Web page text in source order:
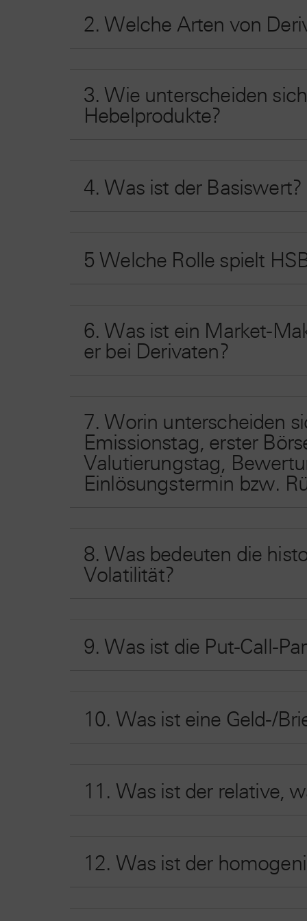
2. Welche Arten von
3. Wie unterscheiden
Hebelprodukte?
4. Was ist der Basiswert?
5 Welche Rolle spielt
6. Was ist ein Market-
er bei Derivaten?
7. Worin unterscheiden
Emissionstag, erster
Valutierungstag,
Einlösungstermin bzw.
8. Was bedeuten die
Volatilität?
9. Was ist die Put-Call-
10. Was ist eine Geld-/
11. Was ist der relative,
12. Was ist der